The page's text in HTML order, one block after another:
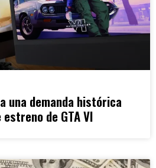
una demanda histórica
de GTA VI